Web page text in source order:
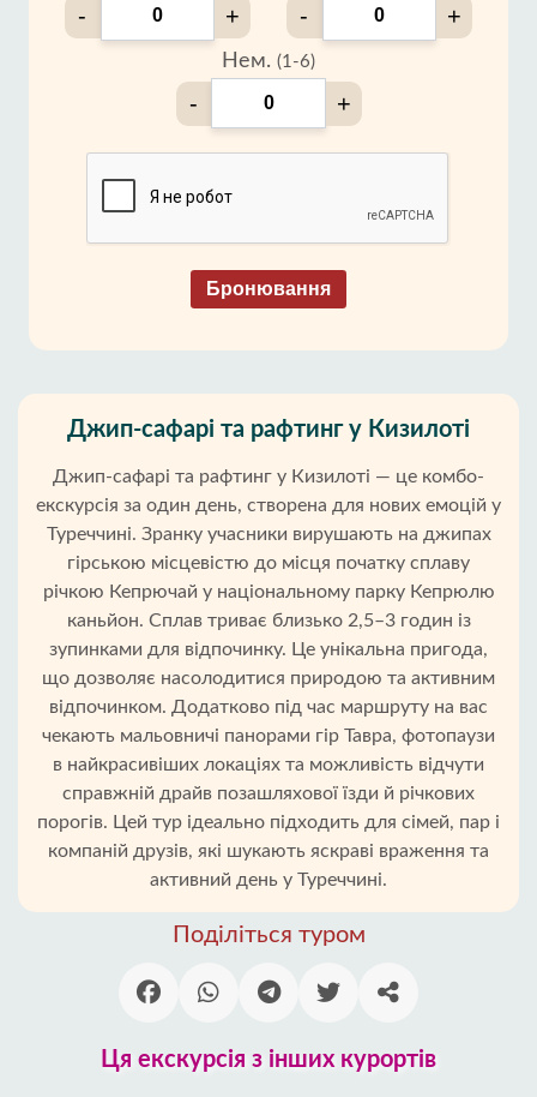
- + - +
Нем. (1-6)
- +
Бронювання
Джип-сафарі та рафтинг у Кизилоті
Джип-сафарі та рафтинг у Кизилоті — це комбо-
екскурсія за один день, створена для нових емоцій у
Туреччині. Зранку учасники вирушають на джипах
гірською місцевістю до місця початку сплаву
річкою Кепрючай у національному парку Кепрюлю
каньйон. Сплав триває близько 2,5–3 годин із
зупинками для відпочинку. Це унікальна пригода,
що дозволяє насолодитися природою та активним
відпочинком. Додатково під час маршруту на вас
чекають мальовничі панорами гір Тавра, фотопаузи
в найкрасивіших локаціях та можливість відчути
справжній драйв позашляхової їзди й річкових
порогів. Цей тур ідеально підходить для сімей, пар і
компаній друзів, які шукають яскраві враження та
активний день у Туреччині.
Поділіться туром
Ця екскурсія з інших курортів